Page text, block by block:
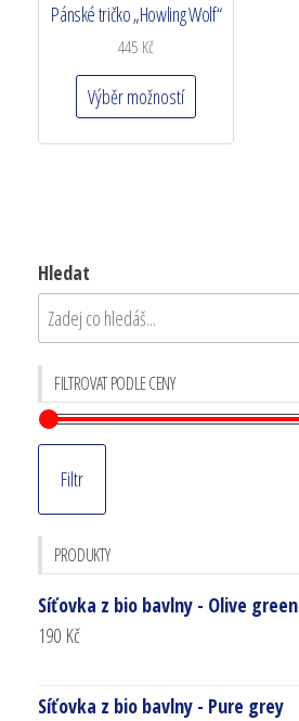
Pánské tričko „Howling Wolf“
445 Kč
Výběr možností
Hledat
FILTROVAT PODLE CENY
Filtr
PRODUKTY
Síťovka z bio bavlny - Olive green
190 Kč
Síťovka z bio bavlny - Pure grey